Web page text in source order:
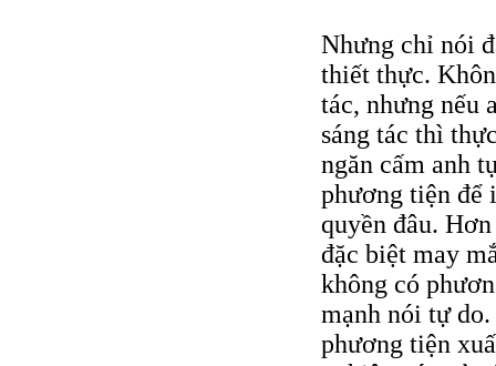
Nhưng chỉ nói
thiết thực.
tác, nhưng nếu
sáng tác thì
ngăn cấm anh
phương tiện để
quyền đâu.
đặc biệt may
không có
mạnh nói tự
phương tiện